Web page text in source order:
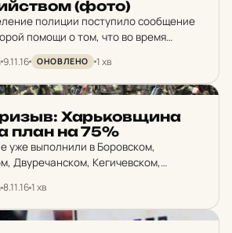
(фото)
полиции поступило сообщение
помощи о том, что во время
село Боровая они обнаружили
с колото-резаной раной в
9.11.16 ОНОВЛЕНО 1 хв
Харь­ков­щи­на
план на 75%
уже выполнили в Боровском,
Двуречанском, Кегичевском,
Изюмском районах и
проведения осеннего призыва,
армию и организации работы…
8.11.161 хв